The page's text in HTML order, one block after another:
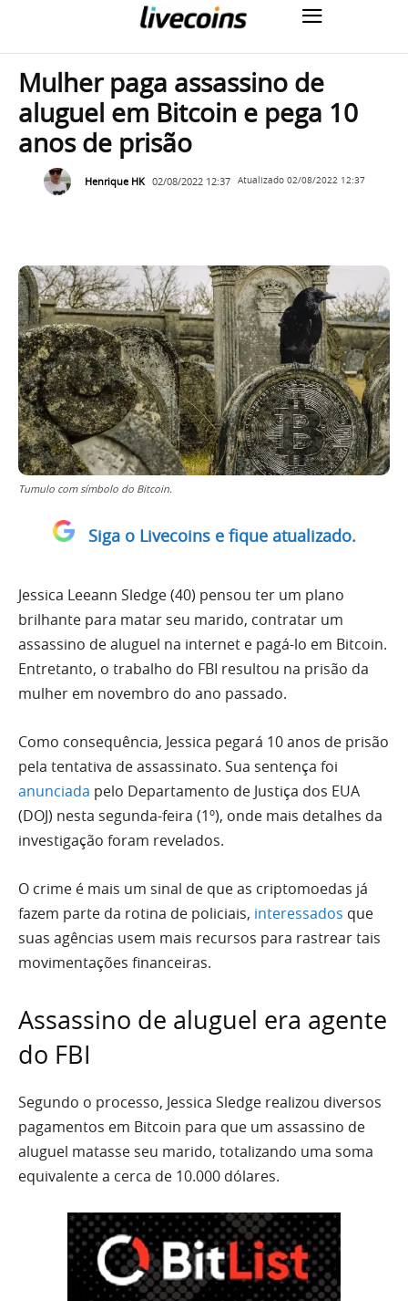
Mulher paga assassino de
aluguel em Bitcoin e pega 10
anos de prisão
Henrique HK 02/08/2022 12:37 Atualizado 02/08/2022 12:37
Tumulo com símbolo do Bitcoin.
Siga o Livecoins e fique atualizado.
Jessica Leeann Sledge (40) pensou ter um plano
brilhante para matar seu marido, contratar um
assassino de aluguel na internet e pagá-lo em Bitcoin.
Entretanto, o trabalho do FBI resultou na prisão da
mulher em novembro do ano passado.
Como consequência, Jessica pegará 10 anos de prisão
pela tentativa de assassinato. Sua sentença foi
anunciada pelo Departamento de Justiça dos EUA
(DOJ) nesta segunda-feira (1º), onde mais detalhes da
investigação foram revelados.
O crime é mais um sinal de que as criptomoedas já
fazem parte da rotina de policiais, interessados que
suas agências usem mais recursos para rastrear tais
movimentações financeiras.
Assassino de aluguel era agente
do FBI
Segundo o processo, Jessica Sledge realizou diversos
pagamentos em Bitcoin para que um assassino de
aluguel matasse seu marido, totalizando uma soma
equivalente a cerca de 10.000 dólares.